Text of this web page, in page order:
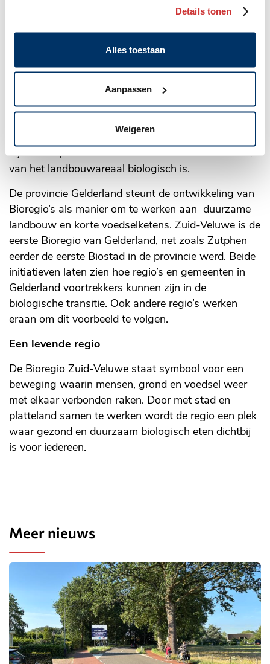
Details tonen
Alles toestaan
Aanpassen
Weigeren
Bioregio’s als motor van de biologische transitie
De Bioregio Zuid-Veluwe sluit aan bij landelijke en
Europese doelen. Het past binnen het Actieplan
Voedselvoorziening en Natuur (LVVN). Ook past het
bij de Europese ambitie dat in 2030 ten minste 15%
van het landbouwareaal biologisch is.
De provincie Gelderland steunt de ontwikkeling van
Bioregio’s als manier om te werken aan duurzame
landbouw en korte voedselketens. Zuid-Veluwe is de
eerste Bioregio van Gelderland, net zoals Zutphen
eerder de eerste Biostad in de provincie werd. Beide
initiatieven laten zien hoe regio’s en gemeenten in
Gelderland voortrekkers kunnen zijn in de
biologische transitie. Ook andere regio’s werken
eraan om dit voorbeeld te volgen.
Een levende regio
De Bioregio Zuid-Veluwe staat symbool voor een
beweging waarin mensen, grond en voedsel weer
met elkaar verbonden raken. Door met stad en
platteland samen te werken wordt de regio een plek
waar gezond en duurzaam biologisch eten dichtbij
is voor iedereen.
Meer nieuws